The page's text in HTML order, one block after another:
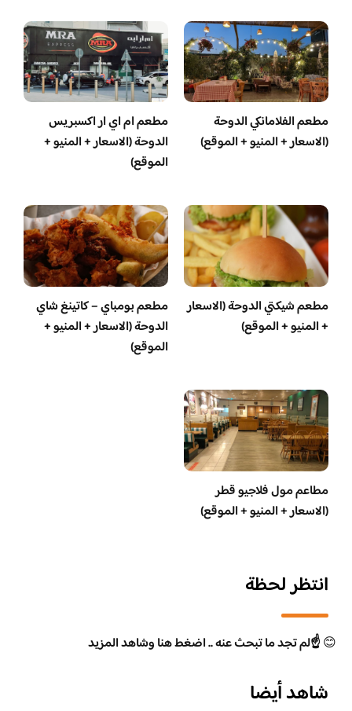
مطعم الفلامانكي الدوحة
(الاسعار + المنيو + الموقع)
مطعم ام اي ار اكسبريس
الدوحة (الاسعار + المنيو +
الموقع)
مطعم شيكتي الدوحة (الاسعار
+ المنيو + الموقع)
مطعم بومباي – كاتينغ شاي
الدوحة (الاسعار + المنيو +
الموقع)
مطاعم مول فلاجيو قطر
(الاسعار + المنيو + الموقع)
انتظر لحظة
😊☝️لم تجد ما تبحث عنه .. اضغط هنا وشاهد المزيد
شاهد أيضا